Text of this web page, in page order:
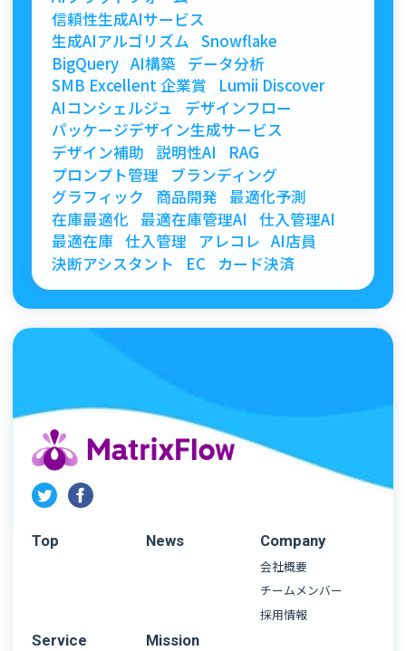
信頼性生成AIサービス
生成AIアルゴリズム Snowflake
BigQuery AI構築
データ分析
SMB Excellent 企業賞
Lumii Discover
AIコンシェルジュ
デザインフロー
パッケージデザイン生成サービス
デザイン補助 説明性AI
RAG
プロンプト管理
ブランディング
グラフィック
商品開発
最適化予測
在庫最適化 最適在庫管理AI
仕入管理AI
最適在庫 仕入管理 アレコレ AI店員
決断アシスタント
EC カード決済
Top News
Company
会社概要
チームメンバー
採用情報
Service
Mission